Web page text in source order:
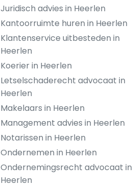
Juridisch advies in Heerlen
Kantoorruimte huren in Heerlen
Klantenservice uitbesteden in
Heerlen
Koerier in Heerlen
Letselschaderecht advocaat in
Heerlen
Makelaars in Heerlen
Management advies in Heerlen
Notarissen in Heerlen
Ondernemen in Heerlen
Ondernemingsrecht advocaat in
Heerlen